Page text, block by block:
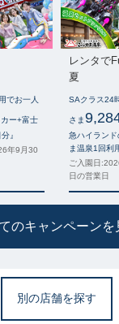
でお一人
ー+富士
』
年9月30
レンタで
夏
SAクラス24
さま
急ハイラン
ま温泉1回利
ご入園日
日の営業日
のキャンペーンを
別の店舗を探す